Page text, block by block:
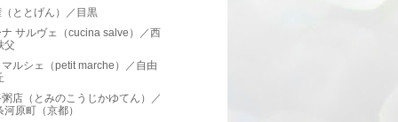
ととげん）／目黒
サルヴェ（cucina salve）／西
父
ルシェ（petit marche）／自由
店（とみのこうじかゆてん）／
河原町（京都）